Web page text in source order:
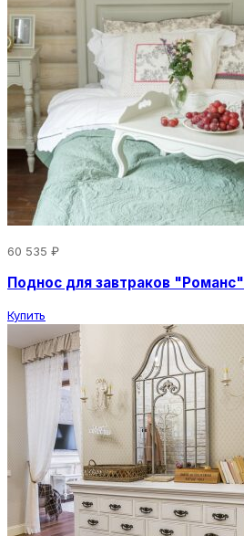
60 535 ₽
Поднос для завтраков "Романс"
Купить